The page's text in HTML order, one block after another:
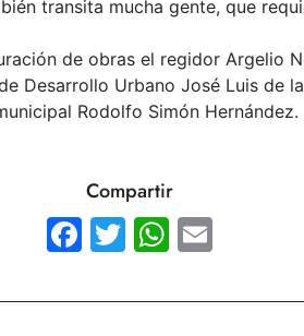
transita mucha gente, que
de obras el regidor Argelio
Desarrollo Urbano José Luis de
Rodolfo Simón Hernández.
Compartir
Facebook
Twitter